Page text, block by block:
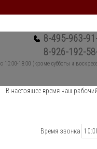
8-495-963-
8-926-192-
c 10:00-18:00 (кроме субботы и
В настоящее время наш
Время звонка